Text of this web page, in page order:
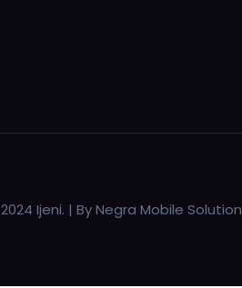
© 2024 Ijeni. | By Negra Mobile Solution